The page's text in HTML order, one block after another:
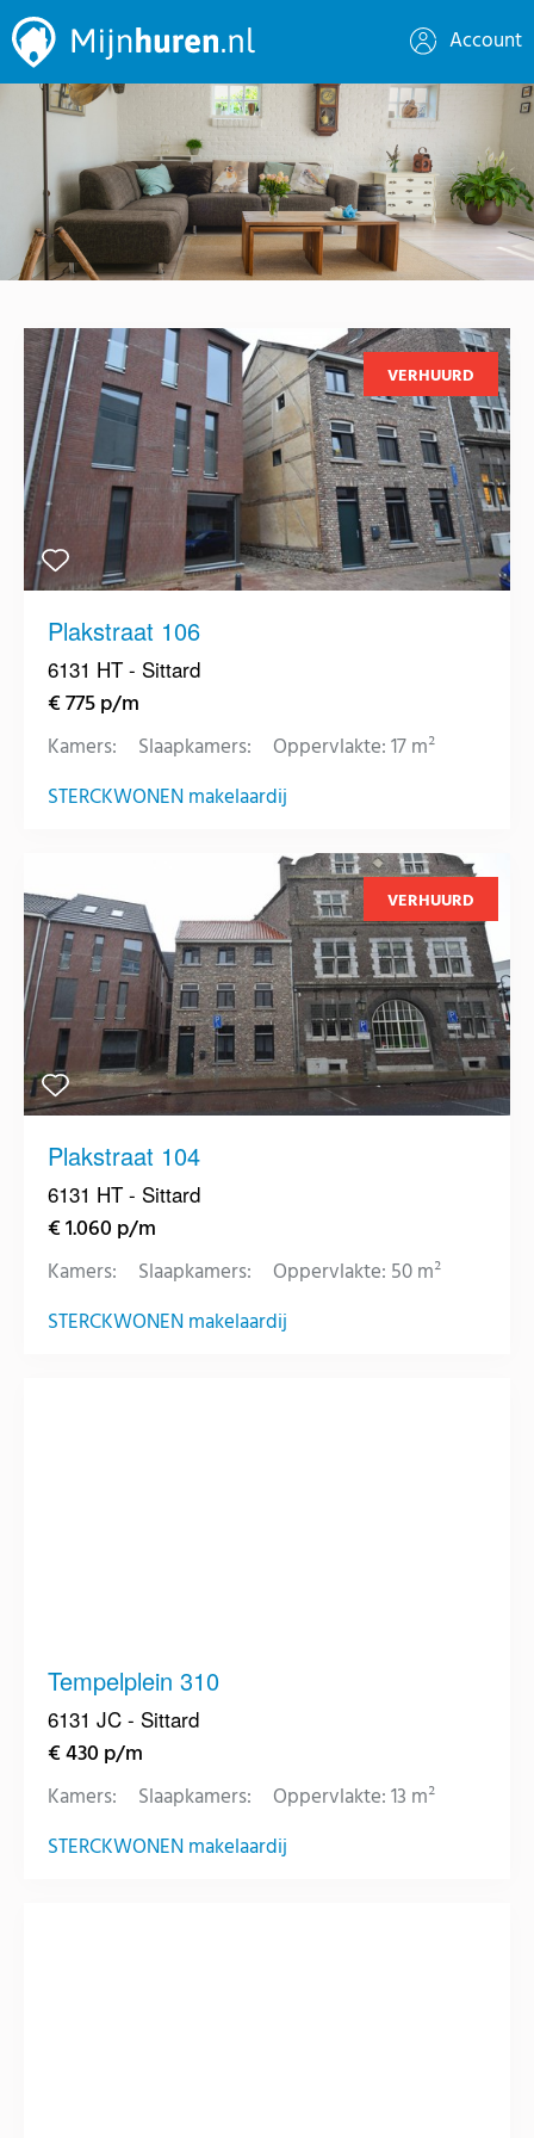
Account
VERHUURD
Plakstraat 106
6131 HT - Sittard
€ 775 p/m
Kamers: Slaapkamers:
Oppervlakte: 17 m²
STERCKWONEN makelaardij
VERHUURD
Plakstraat 104
6131 HT - Sittard
€ 1.060 p/m
Kamers: Slaapkamers:
Oppervlakte: 50 m²
STERCKWONEN makelaardij
Tempelplein 310
6131 JC - Sittard
€ 430 p/m
Kamers: Slaapkamers:
Oppervlakte: 13 m²
STERCKWONEN makelaardij